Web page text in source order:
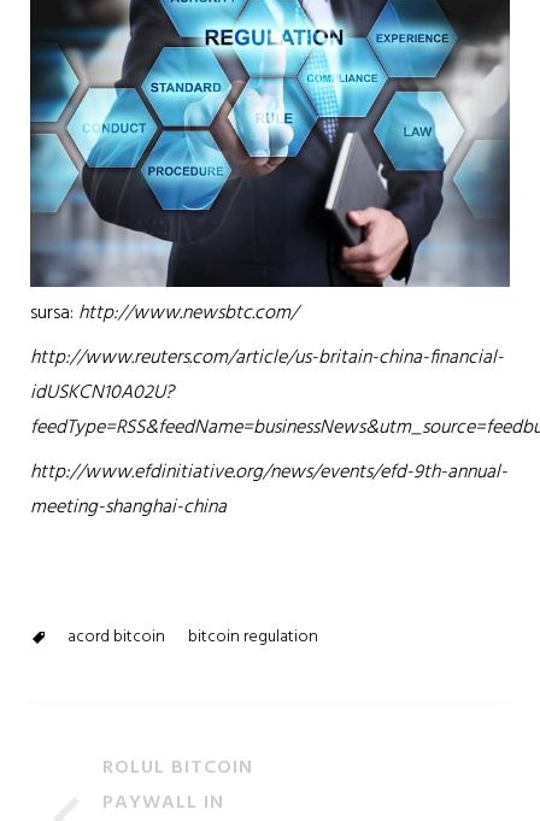
sursa: http://www.newsbtc.com/
http://www.reuters.com/article/us-britain-china-financial-
idUSKCN10A02U?
http://www.efdinitiative.org/news/events/efd-9th-annual-
meeting-shanghai-china
acord bitcoin bitcoin regulation
ROLUL BITCOIN
PAYWALL IN